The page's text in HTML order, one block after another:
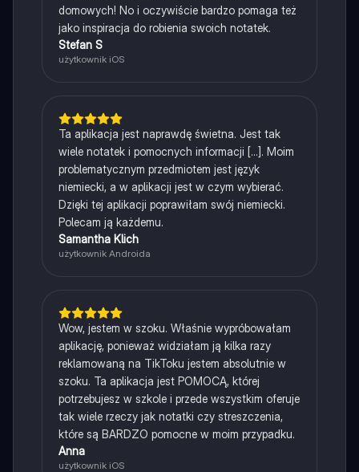
domowych! No i oczywiście bardzo pomaga też
jako inspiracja do robienia swoich notatek.
Stefan S
użytkownik iOS
Ta aplikacja jest naprawdę świetna. Jest tak
wiele notatek i pomocnych informacji [...]. Moim
problematycznym przedmiotem jest język
niemiecki, a w aplikacji jest w czym wybierać.
Dzięki tej aplikacji poprawiłam swój niemiecki.
Polecam ją każdemu.
Samantha Klich
użytkownik Androida
Wow, jestem w szoku. Właśnie wypróbowałam
aplikację, ponieważ widziałam ją kilka razy
reklamowaną na TikToku jestem absolutnie w
szoku. Ta aplikacja jest POMOCĄ, której
potrzebujesz w szkole i przede wszystkim oferuje
tak wiele rzeczy jak notatki czy streszczenia,
które są BARDZO pomocne w moim przypadku.
Anna
użytkownik iOS